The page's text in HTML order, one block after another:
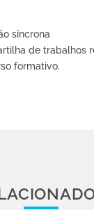
síncrona
de trabalhos
formativo.